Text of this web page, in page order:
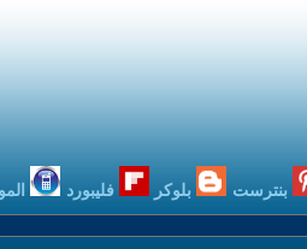
بنترست بلوكر فليبورد